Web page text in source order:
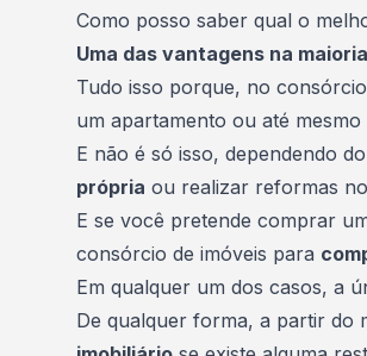
Como posso saber qual o
Uma das vantagens na
Tudo isso porque, no
um apartamento ou até mesmo
E não é só isso, dependendo
própria ou realizar reformas
E se você pretende comprar
consórcio de imóveis para
Em qualquer um dos casos, a
De qualquer forma, a partir do